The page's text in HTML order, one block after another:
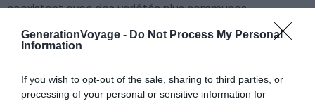
GenerationVoyage - Do Not Process My Personal
Information
If you wish to opt-out of the sale, sharing to third parties, or
processing of your personal or sensitive information for
coexistent avec des variétés plus communes,
organisées par origine géographique afin de donner
l’impression de voyager. Vous y découvrirez des
part ailleurs, allant de l’Armorique à l’Australie en passant
par l’Asie et la Méditerranée.